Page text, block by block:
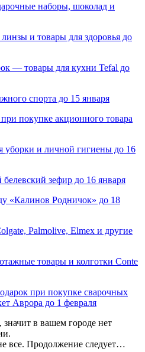
наборы, шоколад и
и товары для здоровья до
— товары для кухни Tefal до
спорта до 15 января
покупке акционного товара
уборки и личной гигиены до 16
зефир до 16 января
«Калинов Родничок» до 18
Palmolive, Elmex и другие
товары и колготки Conte
при покупке сварочных
Аврора до 1 февраля
значит в вашем городе нет
все. Продолжение следует…